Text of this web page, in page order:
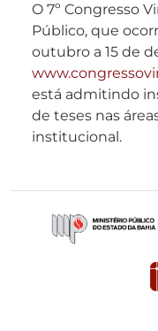
O 7º Congresso
Público, que
outubro a 15 de
está admitindo
de teses nas
institucional.